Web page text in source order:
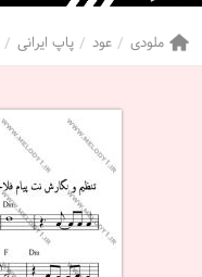
ملودی عود پاپ ایرانی